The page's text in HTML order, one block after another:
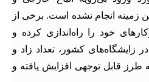
زمینه انجام نشده است. برخی از
خود را راه‌اندازی کرده و
زایشگاه‌های کشور، تعداد زاد و
به طرز قابل توجهی افزایش یافته و